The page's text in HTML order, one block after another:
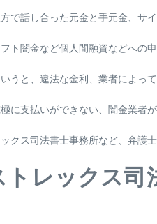
で話し合った元金と手元金、サ
ト闇金など個人間融資などへの
うと、違法な金利、業者によっ
に支払いができない、闇金業者
クス司法書士事務所など、弁護
トレックス司